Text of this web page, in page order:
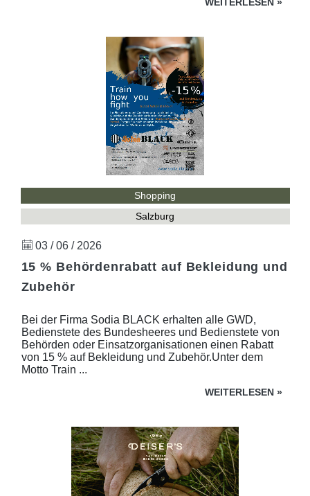
Shopping
Salzburg
03 / 06 / 2026
15 % Behördenrabatt auf Bekleidung und
Zubehör
Bei der Firma Sodia BLACK erhalten alle GWD,
Bedienstete des Bundesheeres und Bedienstete von
Behörden oder Einsatzorganisationen einen Rabatt
von 15 % auf Bekleidung und Zubehör.Unter dem
Motto Train ...
WEITERLESEN »